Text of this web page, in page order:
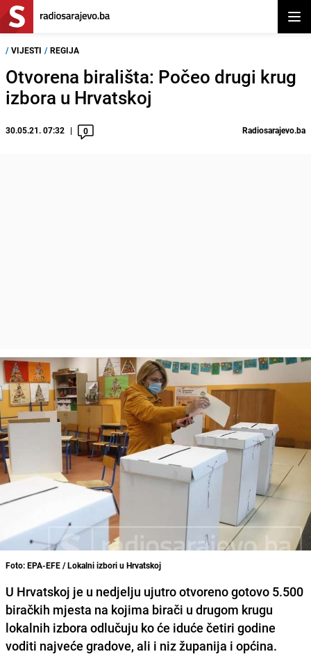
/ VIJESTI / REGIJA
Otvorena birališta: Počeo drugi krug
izbora u Hrvatskoj
30.05.21. 07:32 0 Radiosarajevo.ba
Foto: EPA-EFE / Lokalni izbori u Hrvatskoj
U Hrvatskoj je u nedjelju ujutro otvoreno gotovo 5.500
biračkih mjesta na kojima birači u drugom krugu
lokalnih izbora odlučuju ko će iduće četiri godine
voditi najveće gradove, ali i niz županija i općina.